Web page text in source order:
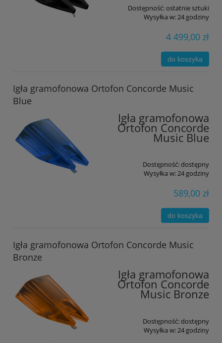
Dostępność:ostatnie sztuki
Wysyłka w:24 godziny
4 499,00 zł
do koszyka
Igła gramofonowa Ortofon Concorde Music
Blue
Igła gramofonowa
Ortofon Concorde
Music Blue
Dostępność:dostępny
Wysyłka w:24 godziny
589,00 zł
do koszyka
Igła gramofonowa Ortofon Concorde Music
Bronze
Igła gramofonowa
Ortofon Concorde
Music Bronze
Dostępność:dostępny
Wysyłka w:24 godziny